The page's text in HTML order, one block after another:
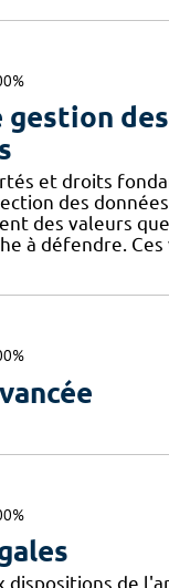
et droits
des
des valeurs
à défendre.
dispositions de